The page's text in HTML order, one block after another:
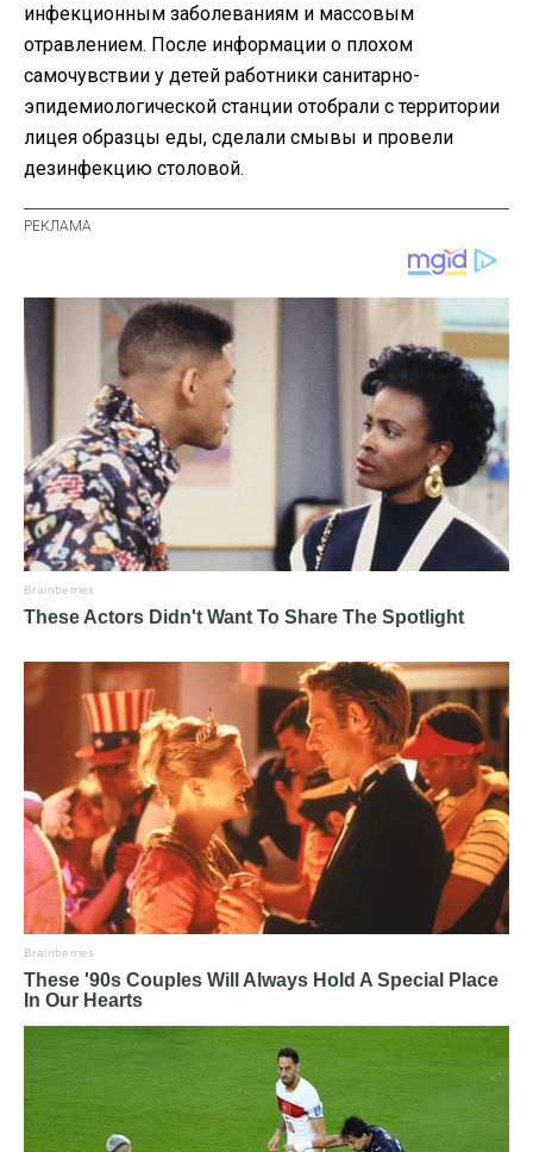
инфекционным заболеваниям и массовым
отравлением. После информации о плохом
самочувствии у детей работники санитарно-
эпидемиологической станции отобрали с территории
лицея образцы еды, сделали смывы и провели
дезинфекцию столовой.